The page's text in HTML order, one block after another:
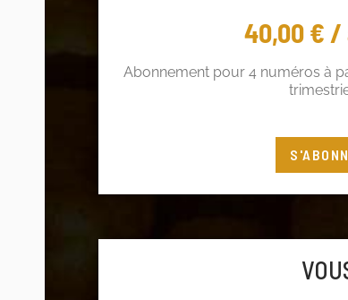
40,00€ /
Abonnement pour 4 numéros à
Vous êtes adhérent ?
à votre compte